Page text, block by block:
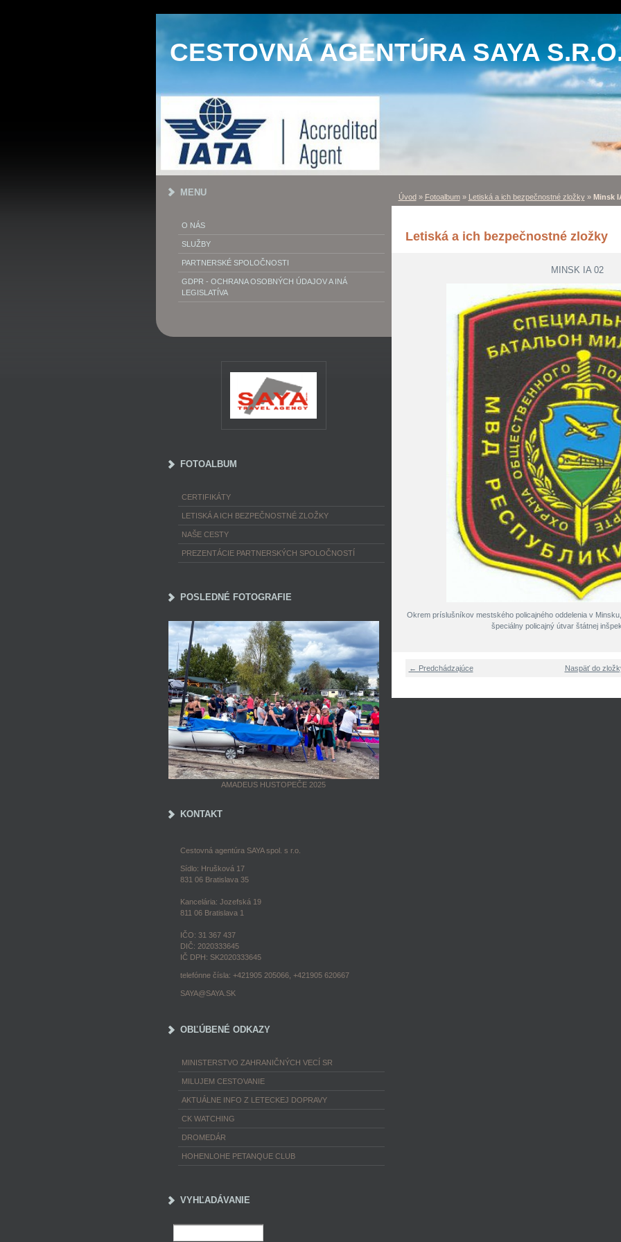
CESTOVNÁ AGENTÚRA SAYA
Úvod» Fotoalbum» Letiská a ich bezpečnostné zložky» Minsk
Letiská a ich bezpečnostné zložky
MINSK IA 02
Okrem príslušníkov mestského policajného oddelenia v
špeciálny policajný útvar štátnej
← Predchádzajúce Naspäť do
MENU
O NÁS
SLUŽBY
PARTNERSKÉ SPOLOČNOSTI
GDPR - OCHRANA OSOBNÝCH ÚDAJOV A INÁ
LEGISLATÍVA
FOTOALBUM
CERTIFIKÁTY
LETISKÁ A ICH BEZPEČNOSTNÉ ZLOŽKY
NAŠE CESTY
PREZENTÁCIE PARTNERSKÝCH SPOLOČNOSTÍ
POSLEDNÉ FOTOGRAFIE
AMADEUS HUSTOPEČE 2025
KONTAKT
Cestovná agentúra SAYA spol. s r.o.
Sídlo: Hrušková 17
831 06 Bratislava 35
Kancelária: Jozefská 19
811 06 Bratislava 1
IČO: 31 367 437
DIČ: 2020333645
IČ DPH: SK2020333645
telefónne čísla: +421905 205066, +421905 620667
SAYA@SAYA.SK
OBĽÚBENÉ ODKAZY
MINISTERSTVO ZAHRANIČNÝCH VECÍ SR
MILUJEM CESTOVANIE
AKTUÁLNE INFO Z LETECKEJ DOPRAVY
CK WATCHING
DROMEDÁR
HOHENLOHE PETANQUE CLUB
VYHĽADÁVANIE